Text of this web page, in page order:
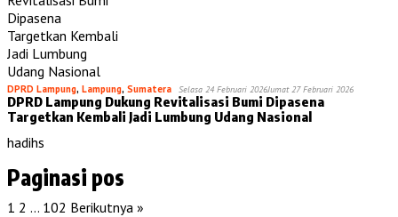
DPRD Lampung, Lampung, Sumatera Selasa 24 Februari 2026Jumat 27 Februari 2026
DPRD Lampung Dukung Revitalisasi Bumi Dipasena
Targetkan Kembali Jadi Lumbung Udang Nasional
hadihs
Paginasi pos
1 2 … 102 Berikutnya »